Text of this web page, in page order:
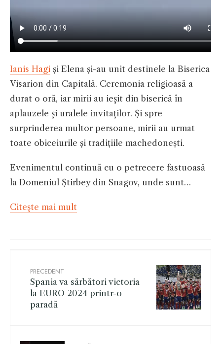
Ianis Hagi și Elena și-au unit destinele la Biserica
Visarion din Capitală. Ceremonia religioasă a
durat o oră, iar mirii au ieşit din biserică în
aplauzele şi uralele invitaţilor. Și spre
surprinderea multor persoane, mirii au urmat
toate obiceiurile și tradițiile machedonești.
Evenimentul continuă cu o petrecere fastuoasă
la Domeniul Știrbey din Snagov, unde sunt…
Citeşte mai mult
PRECEDENT
Spania va sărbători victoria
la EURO 2024 printr-o
paradă